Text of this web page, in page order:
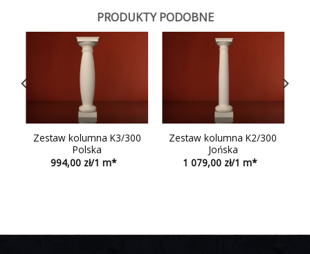
PRODUKTY PODOBNE
Zestaw kolumna K3/300
Polska
994,00
Zestaw kolumna K2/300
Jońska
1 079,00